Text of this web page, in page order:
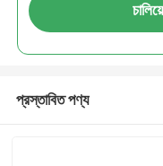
চালিয়ে
প্রস্তাবিত পণ্য